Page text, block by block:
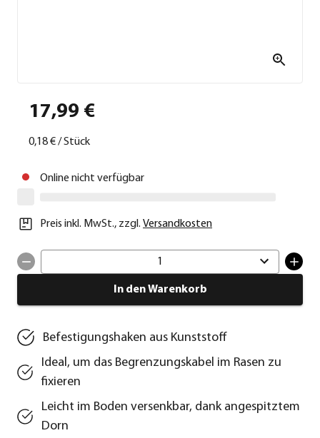
17,99 €
0,18 €/Stück
Online nicht verfügbar
Preis inkl. MwSt., zzgl. Versandkosten
1
In den Warenkorb
Befestigungshaken aus Kunststoff
Ideal, um das Begrenzungskabel im Rasen zu
fixieren
Leicht im Boden versenkbar, dank angespitztem
Dorn